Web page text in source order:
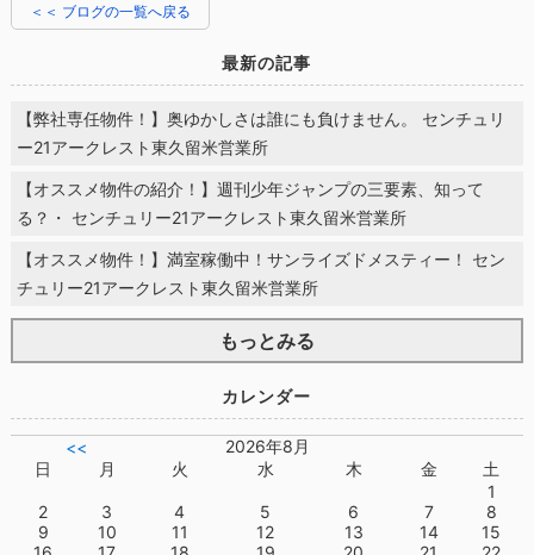
＜＜ ブログの一覧へ戻る
最新の記事
【弊社専任物件！】奥ゆかしさは誰にも負けません。 センチュリ
ー21アークレスト東久留米営業所
【オススメ物件の紹介！】週刊少年ジャンプの三要素、知って
る？・ センチュリー21アークレスト東久留米営業所
【オススメ物件！】満室稼働中！サンライズドメスティー！ セン
チュリー21アークレスト東久留米営業所
もっとみる
カレンダー
<<
2026年8月
日
月 火 水 木 金
土
1
2
3 4 5 6 7
8
9
10 11 12 13 14
15